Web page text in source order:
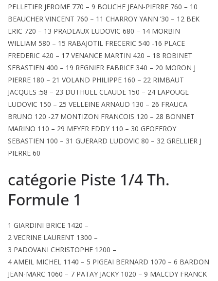
PELLETIER JEROME 770 – 9 BOUCHE JEAN-PIERRE 760 – 10
BEAUCHER VINCENT 760 – 11 CHARROY YANN ’30 – 12 BEK
ERIC 720 – 13 PRADEAUX LUDOVIC 680 – 14 MORBIN
WILLIAM 580 – 15 RABAJOTIL FRECERIC 540 -16 PLACE
FREDERIC 420 – 17 VENANCE MARTIN 420 – 18 ROBINET
SEBASTIEN 400 – 19 REGNIER FABRICE 340 – 20 MORON J
PIERRE 180 – 21 VOLAND PHILIPPE 160 – 22 RIMBAUT
JACQUES :58 – 23 DUTHUEL CLAUDE 150 – 24 LAPOUGE
LUDOVIC 150 – 25 VELLEINE ARNAUD 130 – 26 FRAUCA
BRUNO 120 -27 MONTIZON FRANCOIS 120 – 28 BONNET
MARINO 110 – 29 MEYER EDDY 110 – 30 GEOFFROY
SEBASTIEN 100 – 31 GUERARD LUDOVIC 80 – 32 GRELLIER J
PIERRE 60
catégorie Piste 1/4 Th.
Formule 1
1 GIARDINI BRICE 1420 –
2 VECRINE LAURENT 1300 –
3 PADOVANI CHRISTOPHE 1200 –
4 AMEIL MICHEL 1140 – 5 PIGEAI BERNARD 1070 – 6 BARDON
JEAN-MARC 1060 – 7 PATAY JACKY 1020 – 9 MALCDY FRANCK